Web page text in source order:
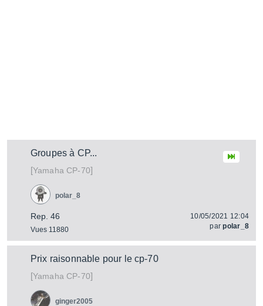
Groupes à CP...
[Yamaha CP-70]
Rep. 46
Vues 11880
polar_8
10/05/2021 12:04
parpolar_8
Prix raisonnable pour le cp-70
[Yamaha CP-70]
ginger2005